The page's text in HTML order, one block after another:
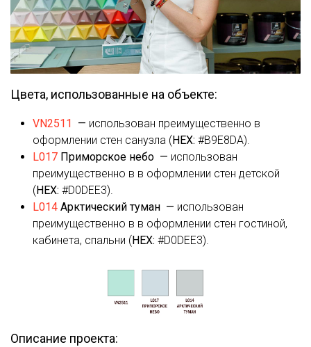
Цвета, использованные на объекте:
VN2511 — использован преимущественно в
оформлении стен санузла (HEX: #B9E8DA).
L017 Приморское небо — использован
преимущественно в в оформлении стен детской
(HEX: #D0DEE3).
L014 Арктический туман — использован
преимущественно в в оформлении стен гостиной,
кабинета, спальни (HEX: #D0DEE3).
Описание проекта: